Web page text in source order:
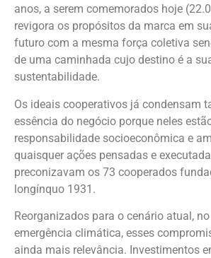
anos, a serem comemorados hoje
revigora os propósitos da marca em
futuro com a mesma força coletiva
de uma caminhada cujo destino é a
sustentabilidade.
Os ideais cooperativos já condensam
essência do negócio porque neles
responsabilidade socioeconômica e
quaisquer ações pensadas e
preconizavam os 73 cooperados
longínquo 1931.
Reorganizados para o cenário atual,
emergência climática, esses
ainda mais relevância. Investimentos